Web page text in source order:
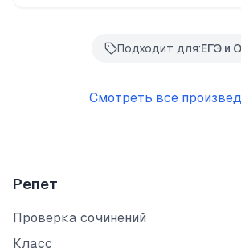
Подходит для:ЕГЭ и
Смотреть все
Репет
Проверка сочинений
Класс